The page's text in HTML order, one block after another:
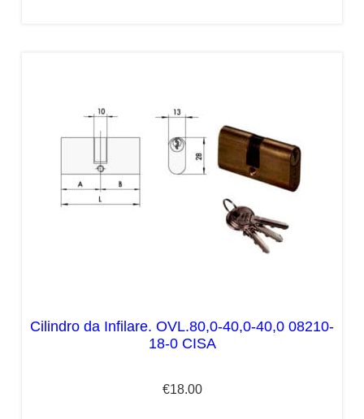
Cilindro da Infilare. OVL.80,0-40,0-40,0 08210-
18-0 CISA
€18.00